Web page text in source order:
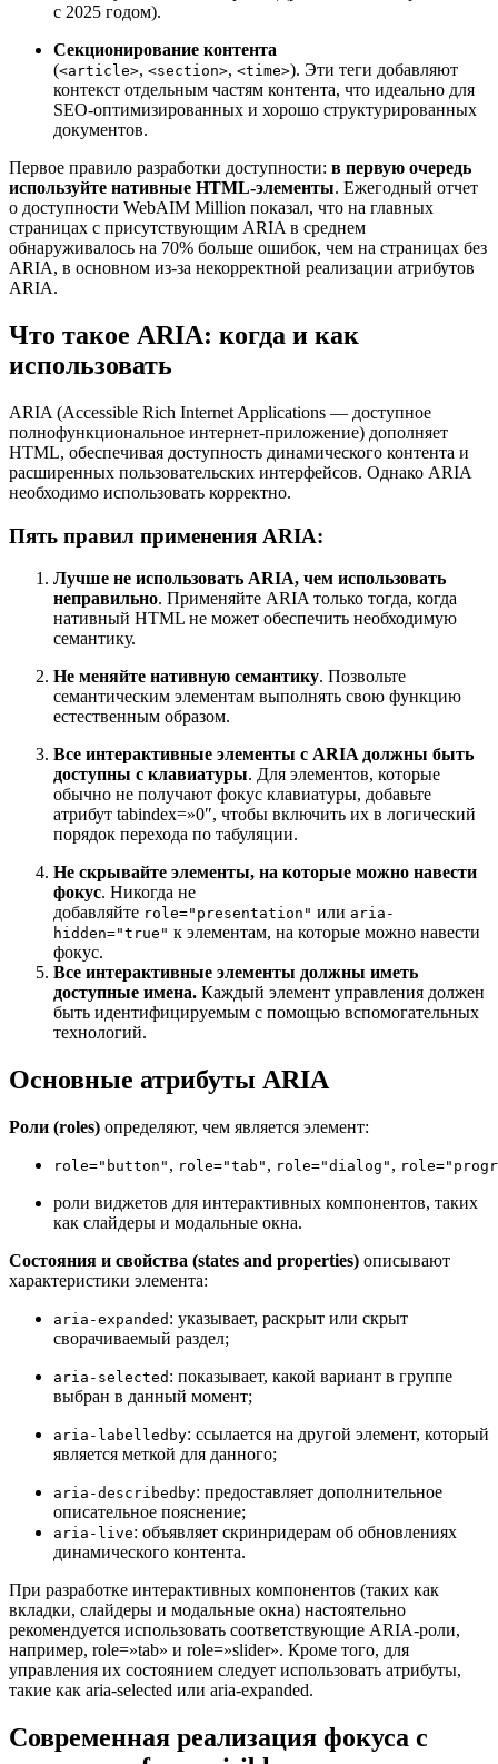
с 2025 годом).
Секционирование контента
(<article>, <section>, <time>). Эти теги добавляют
контекст отдельным частям контента, что идеально для
SEO-оптимизированных и хорошо структурированных
документов.
Первое правило разработки доступности: в первую очередь
используйте нативные HTML-элементы. Ежегодный отчет
о доступности WebAIM Million показал, что на главных
страницах с присутствующим ARIA в среднем
обнаруживалось на 70% больше ошибок, чем на страницах без
ARIA, в основном из-за некорректной реализации атрибутов
ARIA.
Что такое ARIA: когда и как
использовать
ARIA (Accessible Rich Internet Applications — доступное
полнофункциональное интернет-приложение) дополняет
HTML, обеспечивая доступность динамического контента и
расширенных пользовательских интерфейсов. Однако ARIA
необходимо использовать корректно.
Пять правил применения ARIA:
Лучше не использовать ARIA, чем использовать
неправильно. Применяйте ARIA только тогда, когда
нативный HTML не может обеспечить необходимую
семантику.
Не меняйте нативную семантику. Позвольте
семантическим элементам выполнять свою функцию
естественным образом.
Все интерактивные элементы с ARIA должны быть
доступны с клавиатуры. Для элементов, которые
обычно не получают фокус клавиатуры, добавьте
атрибут tabindex=»0″, чтобы включить их в логический
порядок перехода по табуляции.
Не скрывайте элементы, на которые можно навести
фокус. Никогда не
добавляйте role="presentation" или aria-
hidden="true" к элементам, на которые можно навести
фокус.
Все интерактивные элементы должны иметь
доступные имена. Каждый элемент управления должен
быть идентифицируемым с помощью вспомогательных
технологий.
Основные атрибуты ARIA
Роли (roles) определяют, чем является элемент:
role="button" , role="tab" , role="dialog" ,
роли виджетов для интерактивных компонентов, таких
как слайдеры и модальные окна.
Состояния и свойства (states and properties) описывают
характеристики элемента:
aria-expanded : указывает, раскрыт или скрыт
сворачиваемый раздел;
aria-selected : показывает, какой вариант в группе
выбран в данный момент;
aria-labelledby: ссылается на другой элемент, который
является меткой для данного;
aria-describedby: предоставляет дополнительное
описательное пояснение;
aria-live: объявляет скринридерам об обновлениях
динамического контента.
При разработке интерактивных компонентов (таких как
вкладки, слайдеры и модальные окна) настоятельно
рекомендуется использовать соответствующие ARIA-роли,
например, role=»tab» и role=»slider». Кроме того, для
управления их состоянием следует использовать атрибуты,
такие как aria-selected или aria-expanded.
Современная реализация фокуса с